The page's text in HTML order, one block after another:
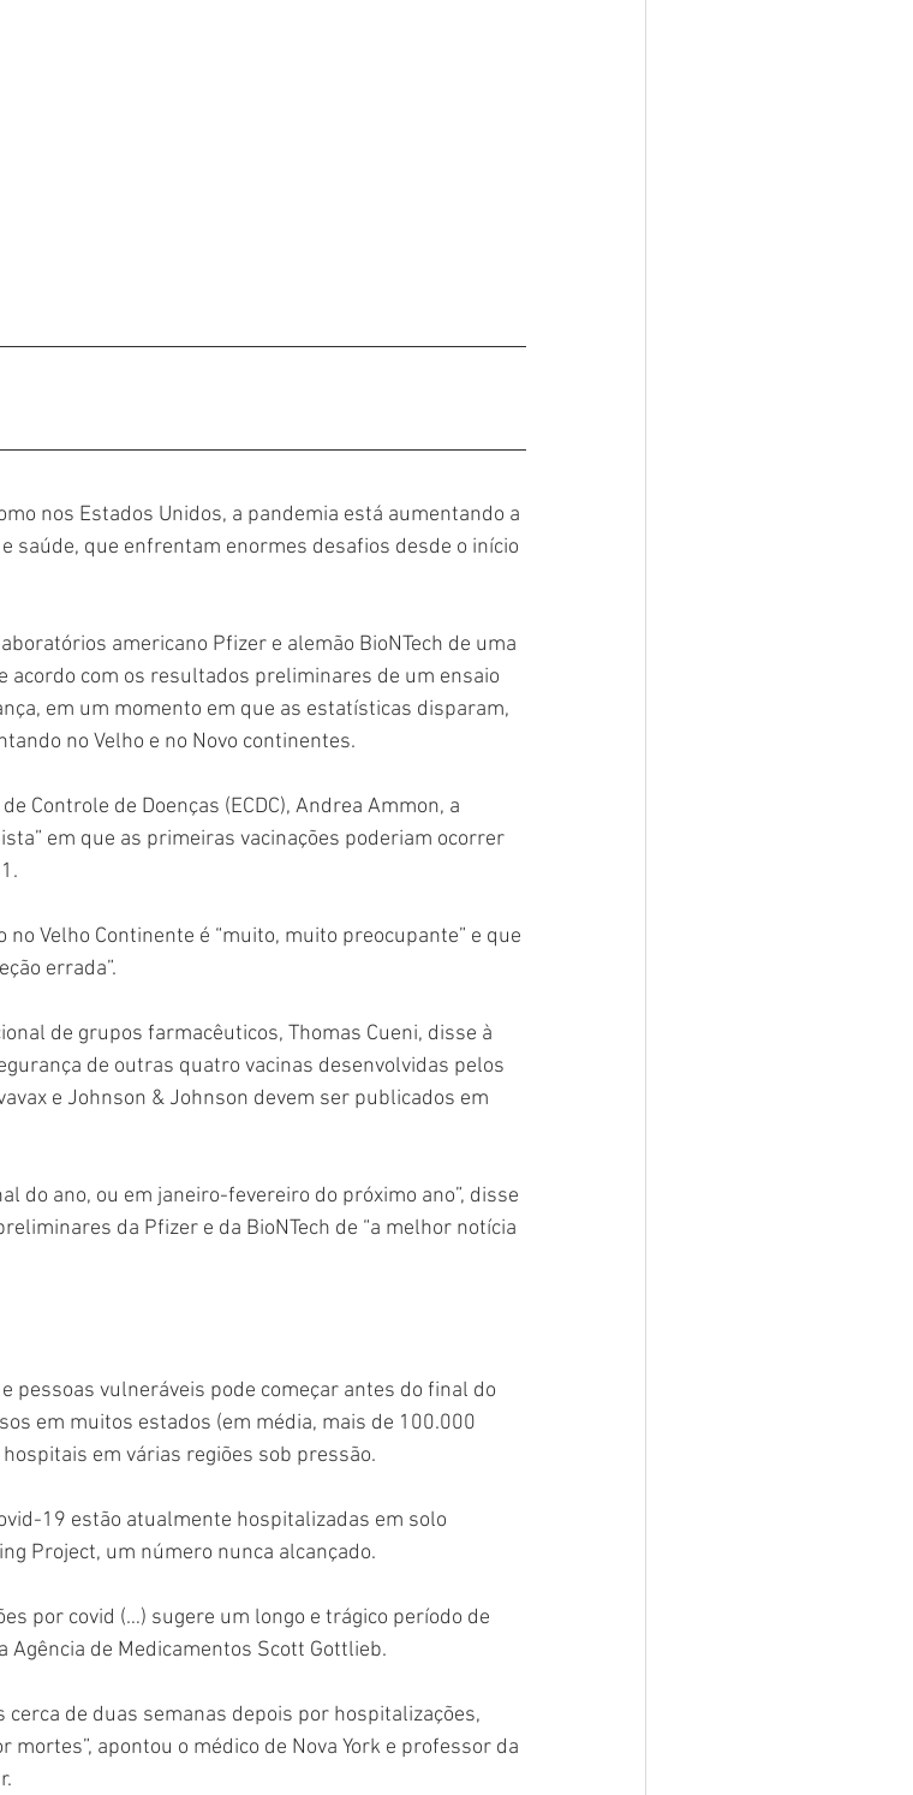
nos Estados Unidos, a pandemia está aumentando a
saúde, que enfrentam enormes desafios desde o início
americano Pfizer e alemão BioNTech de uma
acordo com os resultados preliminares de um ensaio
em um momento em que as estatísticas disparam,
no Velho e no Novo continentes.
Controle de Doenças (ECDC), Andrea Ammon, a
em que as primeiras vacinações poderiam ocorrer
Velho Continente é “muito, muito preocupante” e que
errada”.
de grupos farmacêuticos, Thomas Cueni, disse à
de outras quatro vacinas desenvolvidas pelos
e Johnson & Johnson devem ser publicados em
do ano, ou em janeiro-fevereiro do próximo ano”, disse
da Pfizer e da BioNTech de “a melhor notícia
pessoas vulneráveis pode começar antes do final do
em muitos estados (em média, mais de 100.000
em várias regiões sob pressão.
19 estão atualmente hospitalizadas em solo
Project, um número nunca alcançado.
por covid (…) sugere um longo e trágico período de
Agência de Medicamentos Scott Gottlieb.
de duas semanas depois por hospitalizações,
apontou o médico de Nova York e professor da